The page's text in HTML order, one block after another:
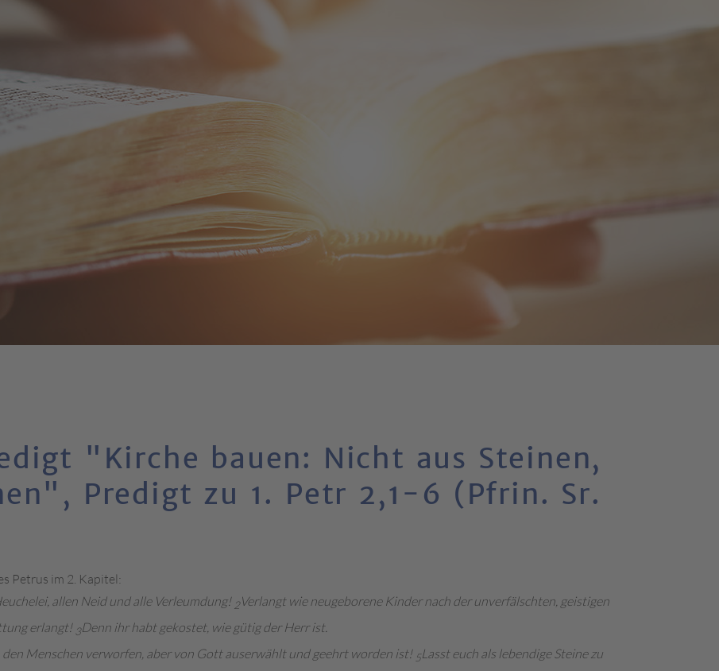
"Kirche bauen: Nicht aus Steinen,
Predigt zu 1. Petr 2,1-6 (Pfrin. Sr.
Petrus im 2. Kapitel:
allen Neid und alle Verleumdung! 2Verlangt wie neugeborene Kinder nach der unverfälschten, geistigen
erlangt!3Denn ihr habt gekostet, wie gütig der Herr ist.
Menschen verworfen, aber von Gott auserwählt und geehrt worden ist!5Lasst euch als lebendige Steine zu